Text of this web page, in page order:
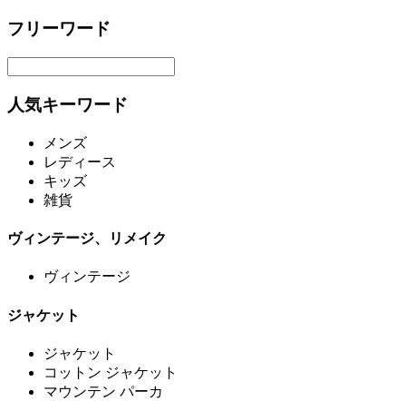
フリーワード
人気キーワード
メンズ
レディース
キッズ
雑貨
ヴィンテージ、リメイク
ヴィンテージ
ジャケット
ジャケット
コットン ジャケット
マウンテン パーカ